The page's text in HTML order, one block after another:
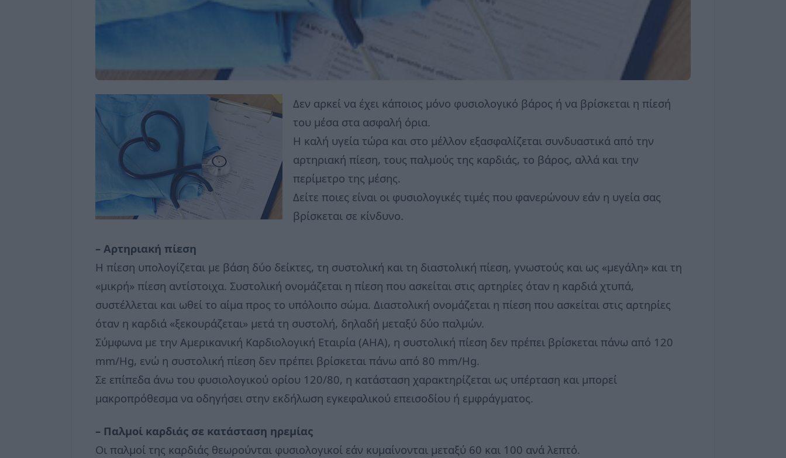
Δεν αρκεί να έχει κάποιος μόνο φυσιολογικό βάρος ή να βρίσκεται η πίεσή
του μέσα στα ασφαλή όρια.
Η καλή υγεία τώρα και στο μέλλον εξασφαλίζεται συνδυαστικά από την
αρτηριακή πίεση, τους παλμούς της καρδιάς, το βάρος, αλλά και την
περίμετρο της μέσης.
Δείτε ποιες είναι οι φυσιολογικές τιμές που φανερώνουν εάν η υγεία σας
βρίσκεται σε κίνδυνο.
– Αρτηριακή πίεση
Η πίεση υπολογίζεται με βάση δύο δείκτες, τη συστολική και τη διαστολική πίεση, γνωστούς και ως «μεγάλη» και τη
«μικρή» πίεση αντίστοιχα. Συστολική ονομάζεται η πίεση που ασκείται στις αρτηρίες όταν η καρδιά χτυπά,
συστέλλεται και ωθεί το αίμα προς το υπόλοιπο σώμα. Διαστολική ονομάζεται η πίεση που ασκείται στις αρτηρίες
όταν η καρδιά «ξεκουράζεται» μετά τη συστολή, δηλαδή μεταξύ δύο παλμών.
Σύμφωνα με την Αμερικανική Καρδιολογική Εταιρία (AHA), η συστολική πίεση δεν πρέπει βρίσκεται πάνω από 120
mm/Hg, ενώ η συστολική πίεση δεν πρέπει βρίσκεται πάνω από 80 mm/Hg.
Σε επίπεδα άνω του φυσιολογικού ορίου 120/80, η κατάσταση χαρακτηρίζεται ως υπέρταση και μπορεί
μακροπρόθεσμα να οδηγήσει στην εκδήλωση εγκεφαλικού επεισοδίου ή εμφράγματος.
– Παλμοί καρδιάς σε κατάσταση ηρεμίας
Οι παλμοί της καρδιάς θεωρούνται φυσιολογικοί εάν κυμαίνονται μεταξύ 60 και 100 ανά λεπτό.